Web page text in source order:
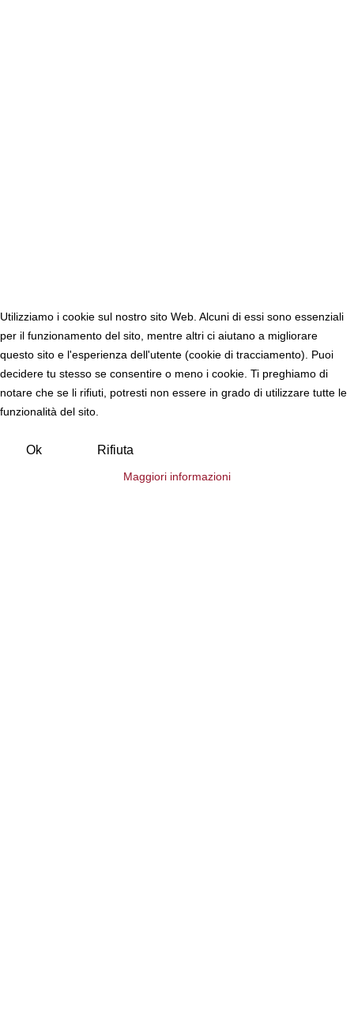
Utilizziamo i cookie sul nostro sito Web. Alcuni di essi sono essenziali
per il funzionamento del sito, mentre altri ci aiutano a migliorare
questo sito e l'esperienza dell'utente (cookie di tracciamento). Puoi
decidere tu stesso se consentire o meno i cookie. Ti preghiamo di
notare che se li rifiuti, potresti non essere in grado di utilizzare tutte le
funzionalità del sito.
Ok Rifiuta
Maggiori informazioni